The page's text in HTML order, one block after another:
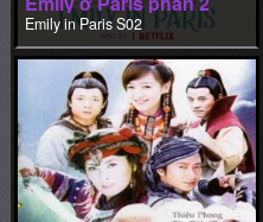
Emily in Paris S02